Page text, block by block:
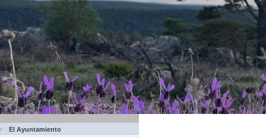
El Ayuntamiento